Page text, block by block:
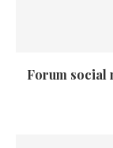
Forum social